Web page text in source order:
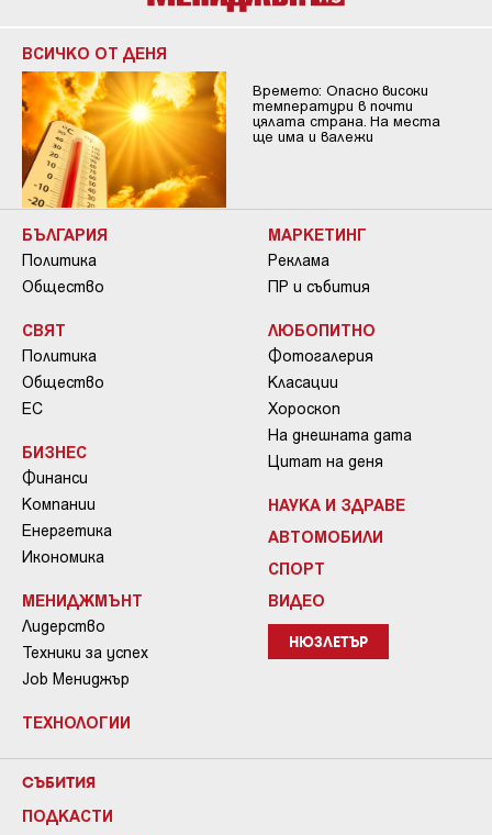
ВСИЧКО ОТ ДЕНЯ
Времето: Опасно високи
температури в почти
цялата страна. На места
ще има и валежи
БЪЛГАРИЯ
Политика
Общество
СВЯТ
Политика
Общество
ЕС
БИЗНЕС
Финанси
Компании
Енергетика
Икономика
МЕНИДЖМЪНТ
Лидерство
Техники за успех
Job Мениджър
ТЕХНОЛОГИИ
МАРКЕТИНГ
Реклама
ПР и събития
ЛЮБОПИТНО
Фотогалерия
Класации
Хороскоп
На днешната дата
Цитат на деня
НАУКА И ЗДРАВЕ
АВТОМОБИЛИ
СПОРТ
ВИДЕО
НЮЗЛЕТЪР
СЪБИТИЯ
ПОДКАСТИ